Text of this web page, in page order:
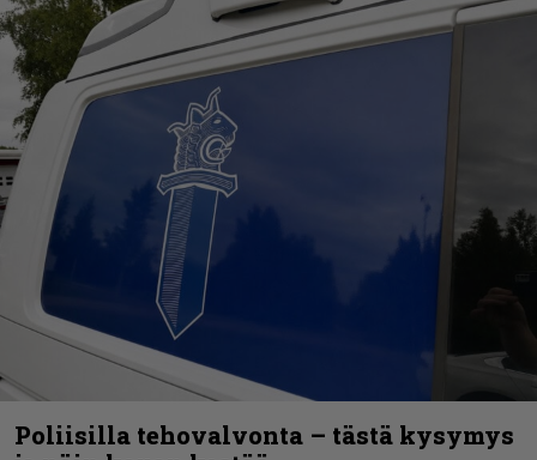
Poliisilla tehovalvonta – tästä kysymys